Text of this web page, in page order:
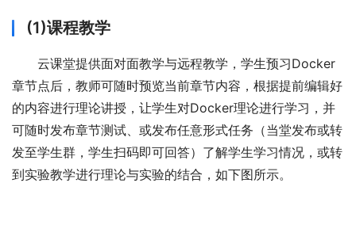
(1)课程教学
云课堂提供面对面教学与远程教学，学生预习Docker
章节点后，教师可随时预览当前章节内容，根据提前编辑好
的内容进行理论讲授，让学生对Docker理论进行学习，并
可随时发布章节测试、或发布任意形式任务（当堂发布或转
发至学生群，学生扫码即可回答）了解学生学习情况，或转
到实验教学进行理论与实验的结合，如下图所示。